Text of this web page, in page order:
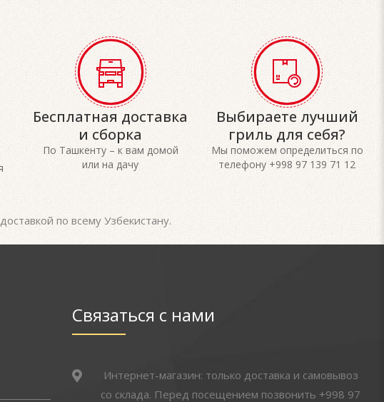
Бесплатная доставка
и сборка
По Ташкенту – к вам домой
или на дачу
Выбираете лучший
гриль для себя?
Мы поможем определиться по
телефону +998 97 139 71 12
по всему Узбекистану.
Связаться с нами
Интернет-магазин: только доставка и самовывоз
со склада. Перед посещением позвонить +998 97